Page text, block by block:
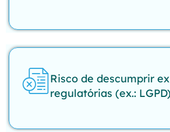
Risco de descumprir
regulatórias (ex.: LGPD)